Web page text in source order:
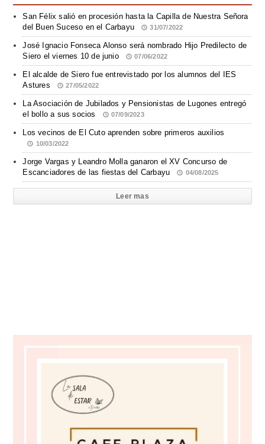
San Félix salió en procesión hasta la Capilla de Nuestra Señora
del Buen Suceso en el Carbayu
31/07/2022
José Ignacio Fonseca Alonso será nombrado Hijo Predilecto de
Siero el viernes 10 de junio
07/06/2022
El alcalde de Siero fue entrevistado por los alumnos del IES
Astures
27/05/2022
La Asociación de Jubilados y Pensionistas de Lugones entregó
el bollo a sus socios
07/09/2023
Los vecinos de El Cuto aprenden sobre primeros auxilios
10/03/2022
Jorge Vargas y Leandro Molla ganaron el XV Concurso de
Escanciadores de las fiestas del Carbayu
04/08/2025
Leer mas